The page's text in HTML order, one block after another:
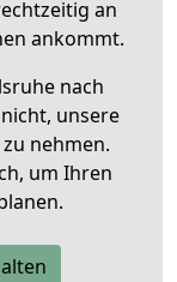
an
ankommt.
nach
unsere
nehmen.
um Ihren